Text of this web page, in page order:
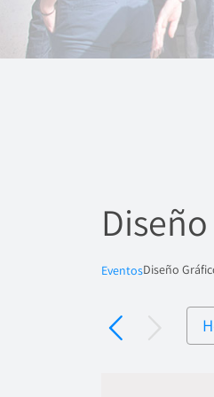
EventosDiseño